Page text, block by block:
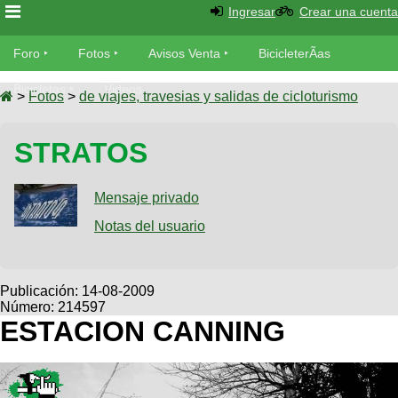
Foro
Foro
MecÃ¡nica
Fotos
SUBÃ
Galeria
Bicicletas
Viajes
Descenso
Dirt
Avisos
Ventas
SUBÃ
Buscar
Ultimos
Fotos
BicicleterÃ­
Bicicletas
Tandem
Videos
Cicloturismo
Ingresar Crear una cuenta
Foro Fotos Avisos Venta BicicleterÃ­as
Bicicletas Videos
> Fotos > de viajes, travesias y salidas de cicloturismo
STRATOS
Mensaje privado
Notas del usuario
Publicación: 14-08-2009
Número: 214597
ESTACION CANNING